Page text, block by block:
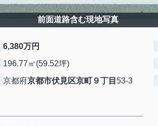
前面道路含む現地写真
6,380万円
196.77㎡(59.52坪)
京都府京都市伏見区京町９丁目 53-3